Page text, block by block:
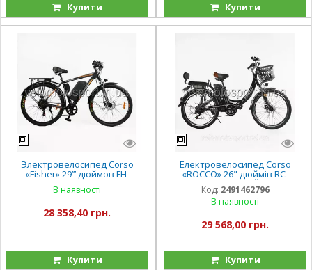
Купити Купити
Электровелосипед Corso
«Fisher» 29’’’ дюймов FH-
90855 (1) рама стальная 21’,
двигатель 600W, аккум.
скоростей
В наявності
28 358,40 грн.
Купити
Електровелосипед Corso
«ROCCO» 26" дюймів RC-
30745 (1) ЧОРНИЙ, рама
сталева, двигун 500W,
акумулятор 48V20AH,
Код: 2491462796
В наявності
29 568,00 грн.
Купити